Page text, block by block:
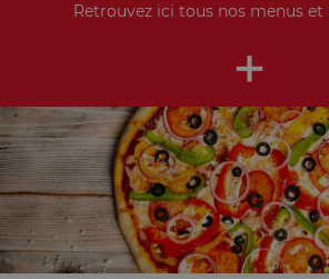
Retrouvez ici tous nos menus
+